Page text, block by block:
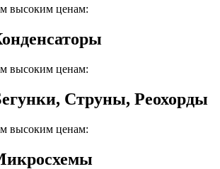
высоким ценам:
высоким ценам:
Струны, Реохорды
высоким ценам: